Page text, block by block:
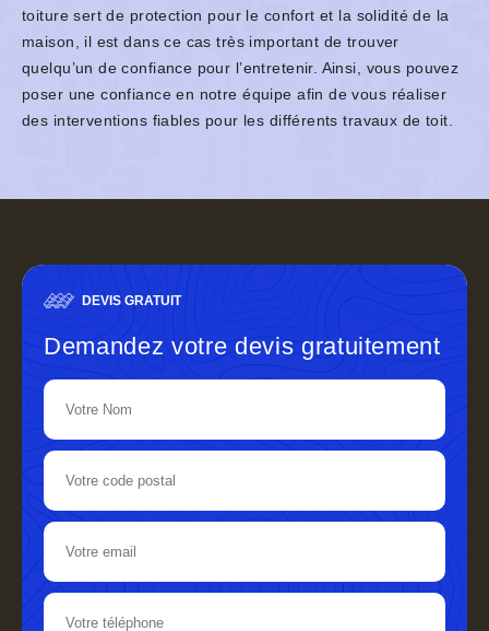
toiture sert de protection pour le confort et la solidité de la
maison, il est dans ce cas très important de trouver
quelqu’un de confiance pour l’entretenir. Ainsi, vous pouvez
poser une confiance en notre équipe afin de vous réaliser
des interventions fiables pour les différents travaux de toit.
DEVIS GRATUIT
Demandez votre devis gratuitement